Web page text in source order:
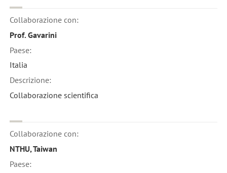
Collaborazione con:
Prof. Gavarini
Paese:
Italia
Descrizione:
Collaborazione scientifica
Collaborazione con:
NTHU, Taiwan
Paese: